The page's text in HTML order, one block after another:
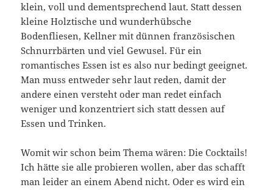
klein, voll und dementsprechend laut. Statt dessen
kleine Holztische und wunderhübsche
Bodenfliesen, Kellner mit dünnen französischen
Schnurrbärten und viel Gewusel. Für ein
romantisches Essen ist es also nur bedingt geeignet.
Man muss entweder sehr laut reden, damit der
andere einen versteht oder man redet einfach
weniger und konzentriert sich statt dessen auf
Essen und Trinken.
Womit wir schon beim Thema wären: Die Cocktails!
Ich hätte sie alle probieren wollen, aber das schafft
man leider an einem Abend nicht. Oder es wird ein